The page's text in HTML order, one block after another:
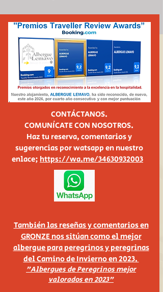
También las reseñas y comentarios en
GRONZE nos sitúan como el mejor
albergue para peregrinos y peregrinas
del Camino de Invierno en 2023.
"Albergues de Peregrinos mejor
valorados en 2023"
CONTÁCTANOS.
COMUNÍCATE CON NOSOTROS.
Haz tu reserva, comentarios y
sugerencias por watsapp en nuestro
enlace; https://wa.me/34630932003